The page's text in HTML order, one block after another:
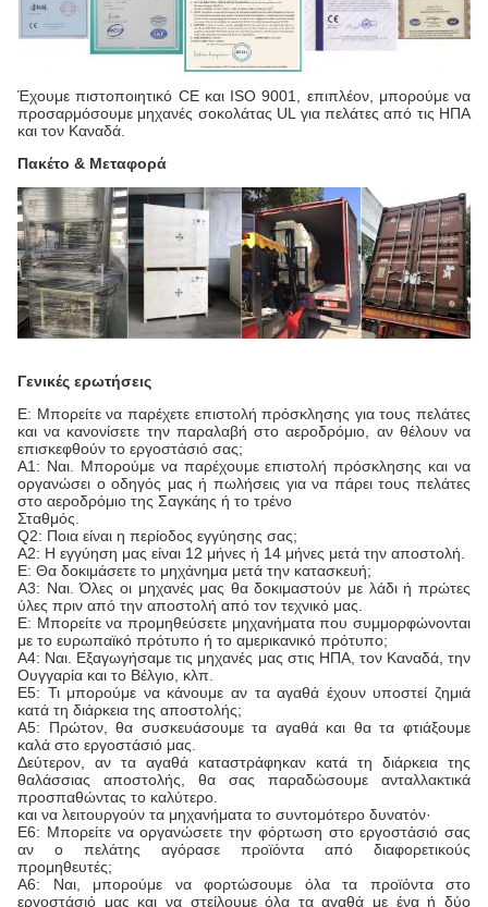
Έχουμε πιστοποιητικό CE και ISO 9001, επιπλέον, μπορούμε να
προσαρμόσουμε μηχανές σοκολάτας UL για πελάτες από τις ΗΠΑ
και τον Καναδά.
Πακέτο & Μεταφορά
Γενικές ερωτήσεις
Ε: Μπορείτε να παρέχετε επιστολή πρόσκλησης για τους πελάτες
και να κανονίσετε την παραλαβή στο αεροδρόμιο, αν θέλουν να
επισκεφθούν το εργοστάσιό σας;
Α1: Ναι. Μπορούμε να παρέχουμε επιστολή πρόσκλησης και να
οργανώσει ο οδηγός μας ή πωλήσεις για να πάρει τους πελάτες
στο αεροδρόμιο της Σαγκάης ή το τρένο
Σταθμός.
Q2: Ποια είναι η περίοδος εγγύησης σας;
Α2: Η εγγύηση μας είναι 12 μήνες ή 14 μήνες μετά την αποστολή.
Ε: Θα δοκιμάσετε το μηχάνημα μετά την κατασκευή;
Α3: Ναι. Όλες οι μηχανές μας θα δοκιμαστούν με λάδι ή πρώτες
ύλες πριν από την αποστολή από τον τεχνικό μας.
Ε: Μπορείτε να προμηθεύσετε μηχανήματα που συμμορφώνονται
με το ευρωπαϊκό πρότυπο ή το αμερικανικό πρότυπο;
Α4: Ναι. Εξαγωγήσαμε τις μηχανές μας στις ΗΠΑ, τον Καναδά, την
Ουγγαρία και το Βέλγιο, κλπ.
Ε5: Τι μπορούμε να κάνουμε αν τα αγαθά έχουν υποστεί ζημιά
κατά τη διάρκεια της αποστολής;
Α5: Πρώτον, θα συσκευάσουμε τα αγαθά και θα τα φτιάξουμε
καλά στο εργοστάσιό μας.
Δεύτερον, αν τα αγαθά καταστράφηκαν κατά τη διάρκεια της
θαλάσσιας αποστολής, θα σας παραδώσουμε ανταλλακτικά
προσπαθώντας το καλύτερο.
και να λειτουργούν τα μηχανήματα το συντομότερο δυνατόν·
Ε6: Μπορείτε να οργανώσετε την φόρτωση στο εργοστάσιό σας
αν ο πελάτης αγόρασε προϊόντα από διαφορετικούς
προμηθευτές;
Α6: Ναι, μπορούμε να φορτώσουμε όλα τα προϊόντα στο
εργοστάσιό μας και να στείλουμε όλα τα αγαθά με ένα ή δύο